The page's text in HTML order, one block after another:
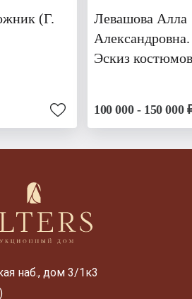
(Г.
Левашова Алла
Александровна.
Эскиз
100 000 - 150 000
наб., дом 3/1к3